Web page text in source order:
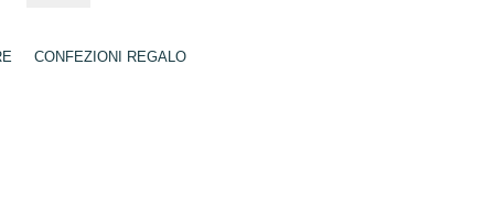
CONFEZIONI REGALO